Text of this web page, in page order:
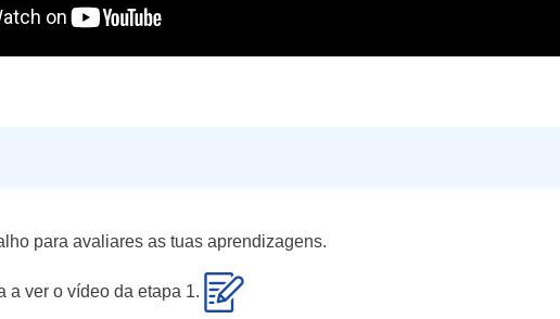
para avaliares as tuas aprendizagens.
a ver o vídeo da etapa 1.